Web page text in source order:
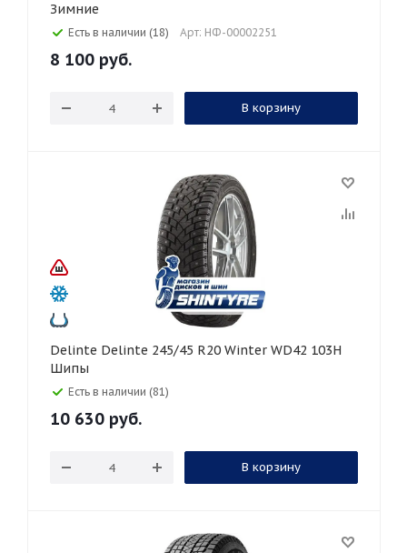
Зимние
Есть в наличии (18) Арт: НФ-00002251
8 100 руб.
В корзину
Delinte Delinte 245/45 R20 Winter WD42 103H
Шипы
Есть в наличии (81)
10 630 руб.
В корзину